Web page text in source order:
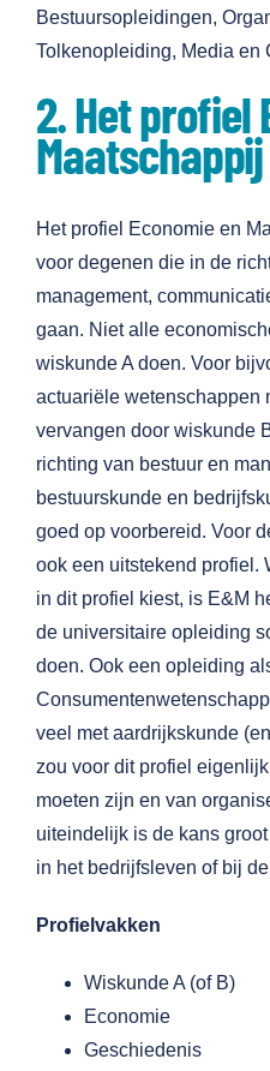
Bestuursopleidingen,
Tolkenopleiding, Media en
2. Het profiel
Het profiel Economie en
voor degenen die in de
management,
gaan. Niet alle
wiskunde A doen. Voor
actuariële wetenschappen
vervangen door wiskunde
richting van bestuur en
bestuurskunde en
goed op voorbereid. Voor
ook een uitstekend profiel.
in dit profiel kiest, is E&M
de universitaire opleiding
doen. Ook een opleiding
veel met aardrijkskunde
zou voor dit profiel
moeten zijn en van
uiteindelijk is de kans
in het bedrijfsleven of bij
Profielvakken
Wiskunde A (of B)
Economie
Geschiedenis